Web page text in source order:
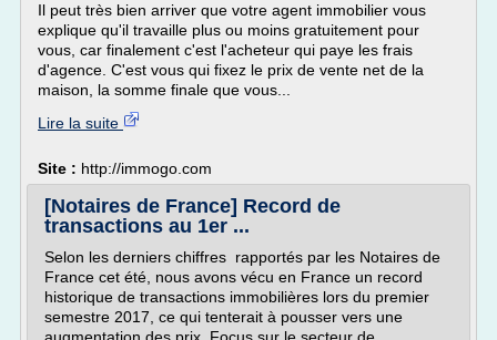
Il peut très bien arriver que votre agent immobilier vous
explique qu'il travaille plus ou moins gratuitement pour
vous, car finalement c'est l'acheteur qui paye les frais
d'agence. C'est vous qui fixez le prix de vente net de la
maison, la somme finale que vous...
Lire la suite
Site : http://immogo.com
[Notaires de France] Record de
transactions au 1er ...
Selon les derniers chiffres rapportés par les Notaires de
France cet été, nous avons vécu en France un record
historique de transactions immobilières lors du premier
semestre 2017, ce qui tenterait à pousser vers une